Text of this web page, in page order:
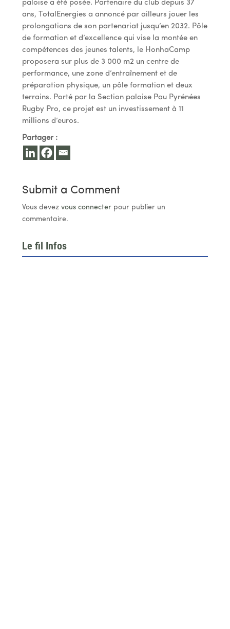
paloise a été posée. Partenaire du club depuis 37
ans, TotalEnergies a annoncé par ailleurs jouer les
prolongations de son partenariat jusqu’en 2032. Pôle
de formation et d’excellence qui vise la montée en
compétences des jeunes talents, le HonhaCamp
proposera sur plus de 3 000 m2 un centre de
performance, une zone d’entraînement et de
préparation physique, un pôle formation et deux
terrains. Porté par la Section paloise Pau Pyrénées
Rugby Pro, ce projet est un investissement à 11
millions d’euros.
Partager :
Submit a Comment
Vous devez vous connecterpour publier un
commentaire.
Le fil Infos